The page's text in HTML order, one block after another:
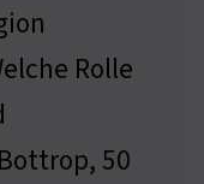
Rolle
50